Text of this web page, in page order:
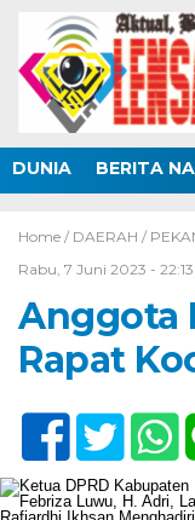
DUNIA BERITA
Home / DAERAH /
Rabu, 7 Juni 2023 -
Anggota
Rapat